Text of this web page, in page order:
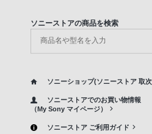
ソニーストアの商品を検索
ソニーショップ(ソニーストア 取
ソニーストアでのお買い物情報
（My Sony マイページ）
ソニーストア ご利用ガイド